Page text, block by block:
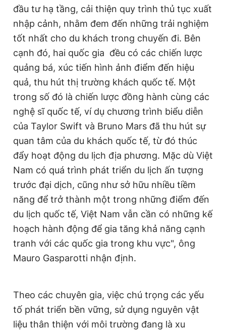
đầu tư hạ tầng, cải thiện quy trình thủ tục xuất
nhập cảnh, nhằm đem đến những trải nghiệm
tốt nhất cho du khách trong chuyến đi. Bên
cạnh đó, hai quốc gia đều có các chiến lược
quảng bá, xúc tiến hình ảnh điểm đến hiệu
quả, thu hút thị trường khách quốc tế. Một
trong số đó là chiến lược đồng hành cùng các
nghệ sĩ quốc tế, ví dụ chương trình biểu diễn
của Taylor Swift và Bruno Mars đã thu hút sự
quan tâm của du khách quốc tế, từ đó thúc
đẩy hoạt động du lịch địa phương. Mặc dù Việt
Nam có quá trình phát triển du lịch ấn tượng
trước đại dịch, cũng như sở hữu nhiều tiềm
năng để trở thành một trong những điểm đến
du lịch quốc tế, Việt Nam vẫn cần có những kế
hoạch hành động để gia tăng khả năng cạnh
tranh với các quốc gia trong khu vực", ông
Mauro Gasparotti nhận định.
Theo các chuyên gia, việc chú trọng các yếu
tố phát triển bền vững, sử dụng nguyên vật
liệu thân thiện với môi trường đang là xu